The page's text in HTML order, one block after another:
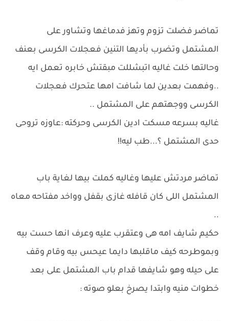
تماضر فضلت تزوم وتهز فدماغها وتشاور على
المشتمل وتضرب بأديها التنين فعجلات الكرسى بعنف
وحالتها خلت غاليه اتبشللت مبقتش خابره تعمل ايه
..وفهمت بعدين لما شافت امها عتحرك فعجلات
الكرسى ووجهتهم على المشتمل ..
غاليه بسرعه مسكت ادين الكرسى وحركته :عاوزه تروحى
حدى المشتمل ؟...طب ليه!!
تماضر مردتش عليها وغاليه كملت بيها لغاية باب
المشتمل اللى كان قافله غازى بقفل وواخد مفتاحه معاه
..
حكيم شايف امه هى وعتقرب عليه وعرف انها حست بيه
وبموطرحه كيف ماقلبها دايما عيحس بيه وقام وقف
على حيله وهو شايفها قدام باب المشتمل على بعد
خطوات منيه وابتدا يصرخ بعلو صوته :